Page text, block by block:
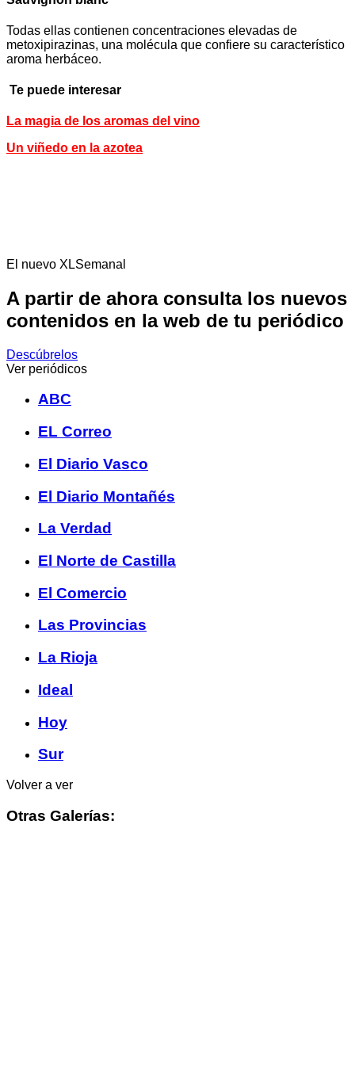
Todas ellas contienen concentraciones elevadas de
metoxipirazinas, una molécula que confiere su característico
aroma herbáceo.
Te puede interesar
La magia de los aromas del vino
Un viñedo en la azotea
El nuevo XLSemanal
A partir de ahora consulta los nuevos
contenidos en la web de tu periódico
Descúbrelos
Ver periódicos
ABC
EL Correo
El Diario Vasco
El Diario Montañés
La Verdad
El Norte de Castilla
El Comercio
Las Provincias
La Rioja
Ideal
Hoy
Sur
Volver a ver
Otras Galerías: